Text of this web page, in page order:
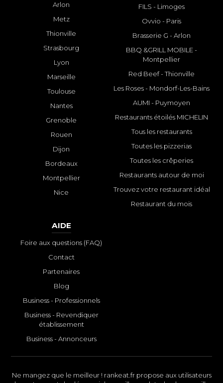
Arlon
Metz
Thionville
Strasbourg
Lyon
Marseille
Toulouse
Nantes
Grenoble
Rouen
Dijon
Bordeaux
Montpellier
Nice
FILS - Limoges
Ovvio - Paris
Brasserie G - Arlon
BBQ &GRILL MOBILE -
Montpellier
Red Beef - Thionville
Les Roses - Mondorf-Les-Bains
AUMI - Puymoyen
Restaurants étoilés MICHELIN
Tous les restaurants
Toutes les pizzerias
Toutes les crêperies
Restaurants autour de moi
Trouvez votre restaurant idéal
Restaurant du mois
AIDE
Foire aux questions (FAQ)
Contact
Partenaires
Blog
Business - Professionnels
Business - Revendiquer
établissement
Business - Annonceurs
Ne mangez que le meilleur ! rankeat.fr propose aux utilisateurs